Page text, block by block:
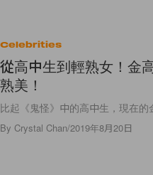
Celebrities
從高中生到輕熟女！金
熟美！
比起《鬼怪》中的高中生，現在的
By Crystal Chan/2019年8月20日